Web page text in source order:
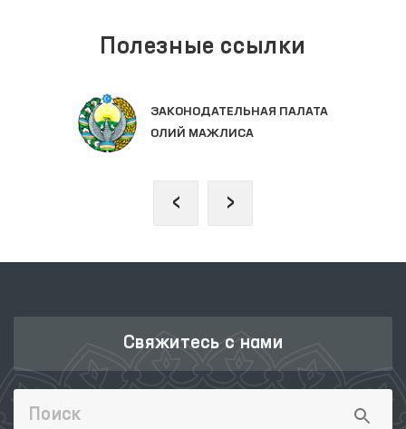
Полезные ссылки
ЗАКОНОДАТЕЛЬНАЯ ПАЛАТА
ОЛИЙ МАЖЛИСА
‹ ›
Свяжитесь с нами